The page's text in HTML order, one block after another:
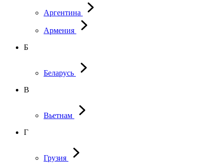
Аргентина
Армения
Б
Беларусь
В
Вьетнам
Г
Грузия